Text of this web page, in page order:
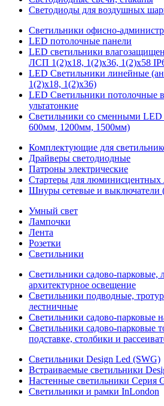
Светодиоды для воздушных
Светильники офисно-
LED потолочные панели
LED светильники
ЛСП 1(2)х18, 1(2)х36, 1(2)х58
LED Светильники линейные
1(2)х18, 1(2)х36)
LED Светильники потолочные
ультатонкие
Светильники со сменными
600мм, 1200мм, 1500мм)
Комплектующие для
Драйверы светодиодные
Патроны электрические
Стартеры для люминисцентных
Шнуры сетевые и выключатели
Умный свет
Лампочки
Лента
Розетки
Светильники
Светильники садово-парковые,
архитектурное освещение
Светильники подводные,
лестничные
Светильники садово-парковые
Светильники садово-парковые
подставке, столбики и
Светильники Design Led (SWG)
Встраиваемые светильники
Настенные светильники Серия
Светильники и рамки InLondon